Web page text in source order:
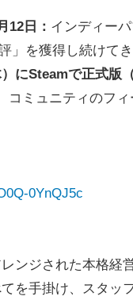
12日： インディー
」を獲得し続けて
にSteamで正式版
コミュニティのフ
0YnQJ5c
ンジされた本格経
を手掛け、スタ